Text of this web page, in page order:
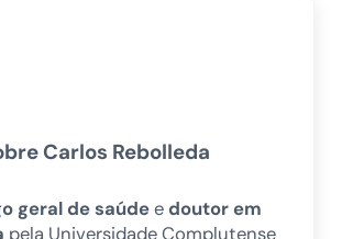
Carlos Rebolleda
geral de saúdee doutor em
pela Universidade Complutense